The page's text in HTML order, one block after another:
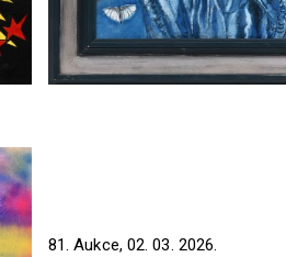
81. Aukce, 02. 03. 2026.